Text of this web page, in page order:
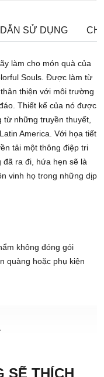
SỬ DỤNG
làm cho món quà của
Souls. Được làm từ
thiện với môi trường
Thiết kế của nó được
từ những truyền thuyết,
America. Với họa tiết
tải một thông điệp tri
ra đi, hứa hẹn sẽ là
vinh họ trong những dịp
không đóng gói
quàng hoặc phụ kiện
giấy thông thường,
SẼ THÍCH